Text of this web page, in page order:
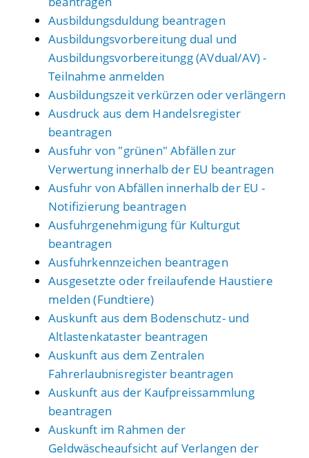
Ausbildungsduldung beantragen
Ausbildungsvorbereitung dual und
Ausbildungsvorbereitungg (AVdual/AV) -
Teilnahme anmelden
Ausbildungszeit verkürzen oder verlängern
Ausdruck aus dem Handelsregister
beantragen
Ausfuhr von "grünen" Abfällen zur
Verwertung innerhalb der EU beantragen
Ausfuhr von Abfällen innerhalb der EU -
Notifizierung beantragen
Ausfuhrgenehmigung für Kulturgut
beantragen
Ausfuhrkennzeichen beantragen
Ausgesetzte oder freilaufende Haustiere
melden (Fundtiere)
Auskunft aus dem Bodenschutz- und
Altlastenkataster beantragen
Auskunft aus dem Zentralen
Fahrerlaubnisregister beantragen
Auskunft aus der Kaufpreissammlung
beantragen
Auskunft im Rahmen der
Geldwäscheaufsicht auf Verlangen der